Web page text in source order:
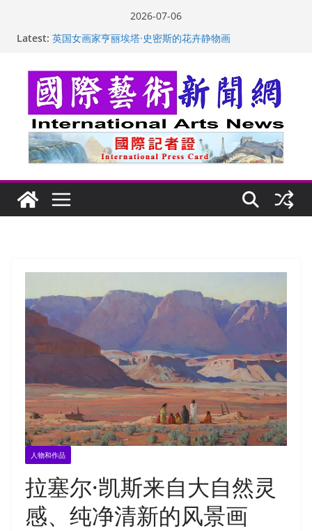
2026-07-06
Latest: “梵心”归处：一场展览 连着攀枝花的千里乡愁
美国人
玛丽安娜·卡拉切娃的绘画：幽默和难以言喻的快乐
苏方 ：“字”得其乐
人物和作品
拉塞尔·凯斯来自大自然灵
感、纯净清新的风景画